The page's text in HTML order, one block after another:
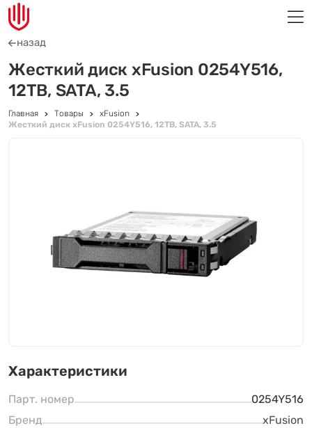
назад
Жесткий диск xFusion 0254Y516,
12TB, SATA, 3.5
Главная Товары
xFusion
Жесткий диск xFusion 0254Y516, 12TB, SATA, 3.5
Характеристики
Парт. номер
0254Y516
Бренд
xFusion